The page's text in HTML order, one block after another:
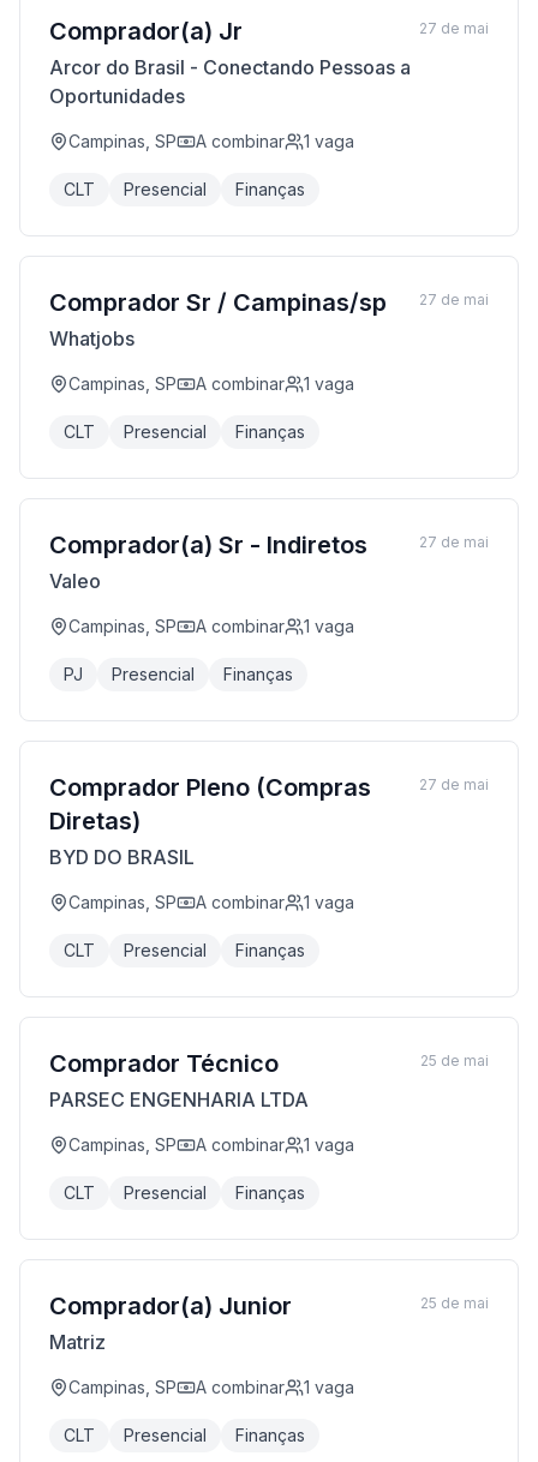
Comprador(a) Jr
Arcor do Brasil - Conectando Pessoas a
Oportunidades
Campinas, SP A combinar 1 vaga
CLT Presencial Finanças
27 de mai
Comprador Sr / Campinas/sp
Whatjobs
Campinas, SP A combinar 1 vaga
CLT Presencial Finanças
27 de mai
Comprador(a) Sr - Indiretos
Valeo
Campinas, SP A combinar 1 vaga
PJ Presencial Finanças
27 de mai
Comprador Pleno (Compras
Diretas)
BYD DO BRASIL
Campinas, SP A combinar 1 vaga
CLT Presencial Finanças
27 de mai
Comprador Técnico
PARSEC ENGENHARIA LTDA
Campinas, SP A combinar 1 vaga
CLT Presencial Finanças
25 de mai
Comprador(a) Junior
Matriz
Campinas, SP A combinar 1 vaga
CLT Presencial Finanças
25 de mai